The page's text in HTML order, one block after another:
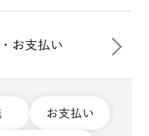
お支払い
お支払い